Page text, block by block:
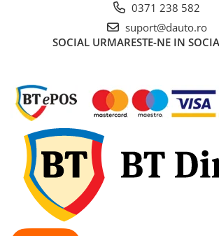
Comutatoare si intrerupatoare
Instalatii Electrice Proiectoare
Invertoare de tensiune
Prize bricheta & USB
Prize, stechere si mufe auto
Conectori instalatii electrice auto,
camion si remorca
Mufe si conectori auto etansi
Prize si conectori alimentare 2/3
0371 238 582
suport@dauto.ro
SOCIAL URMARESTE-NE IN